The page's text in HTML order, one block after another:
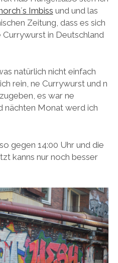
LEIPZIG
ROSTOCK
Imbiss und und las
Zeitung, dass es sich
in Deutschland
natürlich nicht einfach
rein, ne Currywurst und n
es war ne
nächten Monat werd ich
gegen 14:00 Uhr und die
kanns nur noch besser